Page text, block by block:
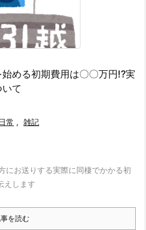
める初期費用は〇〇万円!?実
て
日常 , 雑記
にお送りする実際に同棲でかかる初
えします
を読む